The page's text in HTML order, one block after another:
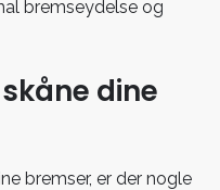
bremseydelse og
dine
bremser, er der nogle